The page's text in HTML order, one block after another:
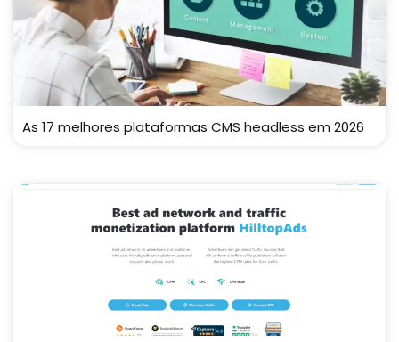
As 17 melhores plataformas CMS headless em 2026